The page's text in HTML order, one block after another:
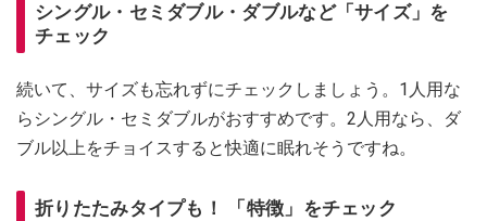
シングル・セミダブル・ダブルなど「サイズ」を
チェック
続いて、サイズも忘れずにチェックしましょう。1人用な
らシングル・セミダブルがおすすめです。2人用なら、ダ
ブル以上をチョイスすると快適に眠れそうですね。
折りたたみタイプも！ 「特徴」をチェック